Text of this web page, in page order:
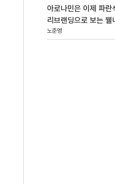
아로나민은 이제 파란
리브랜딩으로 보는
노준영